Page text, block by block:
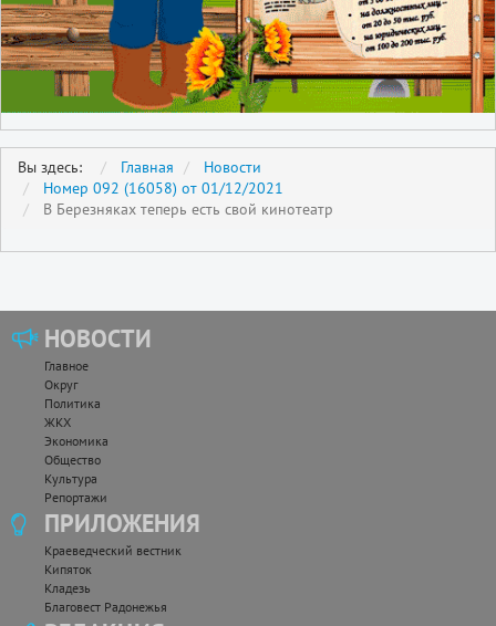
Вы здесь: Главная
Новости
Номер 092 (16058) от 01/12/2021
В Березняках теперь есть свой кинотеатр
НОВОСТИ
Главное
Округ
Политика
ЖКХ
Экономика
Общество
Культура
Репортажи
ПРИЛОЖЕНИЯ
Краеведческий вестник
Кипяток
Кладезь
Благовест Радонежья